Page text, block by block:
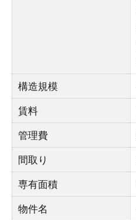
構造規模
賃料
管理費
間取り
専有面積
物件名